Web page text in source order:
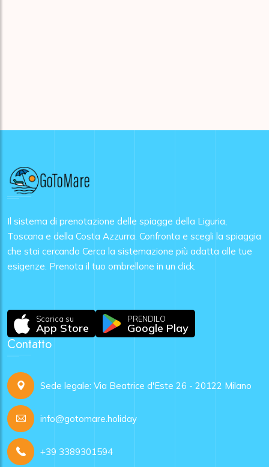
Il sistema di prenotazione delle spiagge della Liguria,
Toscana e della Costa Azzurra. Confronta e scegli la spiaggia
che stai cercando Cerca la sistemazione più adatta alle tue
esigenze. Prenota il tuo ombrellone in un click.
Scarica su
App Store
PRENDILO
Google Play
Contatto
Sede legale: Via Beatrice d'Este 26 - 20122 Milano
info@gotomare.holiday
+39 3389301594